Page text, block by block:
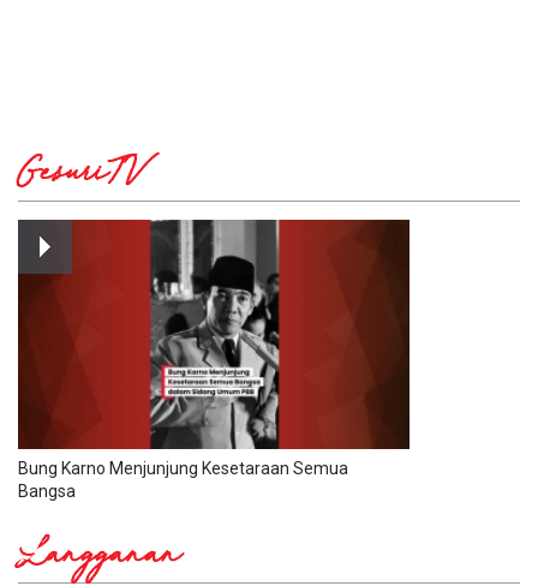
GesuriTV
Bung Karno Menjunjung Kesetaraan Semua
Bangsa
Langganan